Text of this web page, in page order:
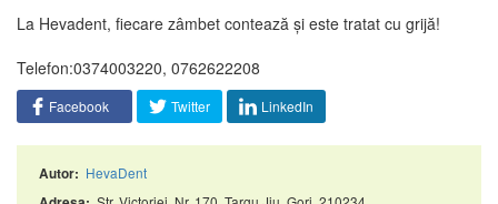
La Hevadent, fiecare zâmbet contează și este tratat cu grijă!
Telefon:0374003220, 0762622208
Facebook Twitter LinkedIn
Autor: HevaDent